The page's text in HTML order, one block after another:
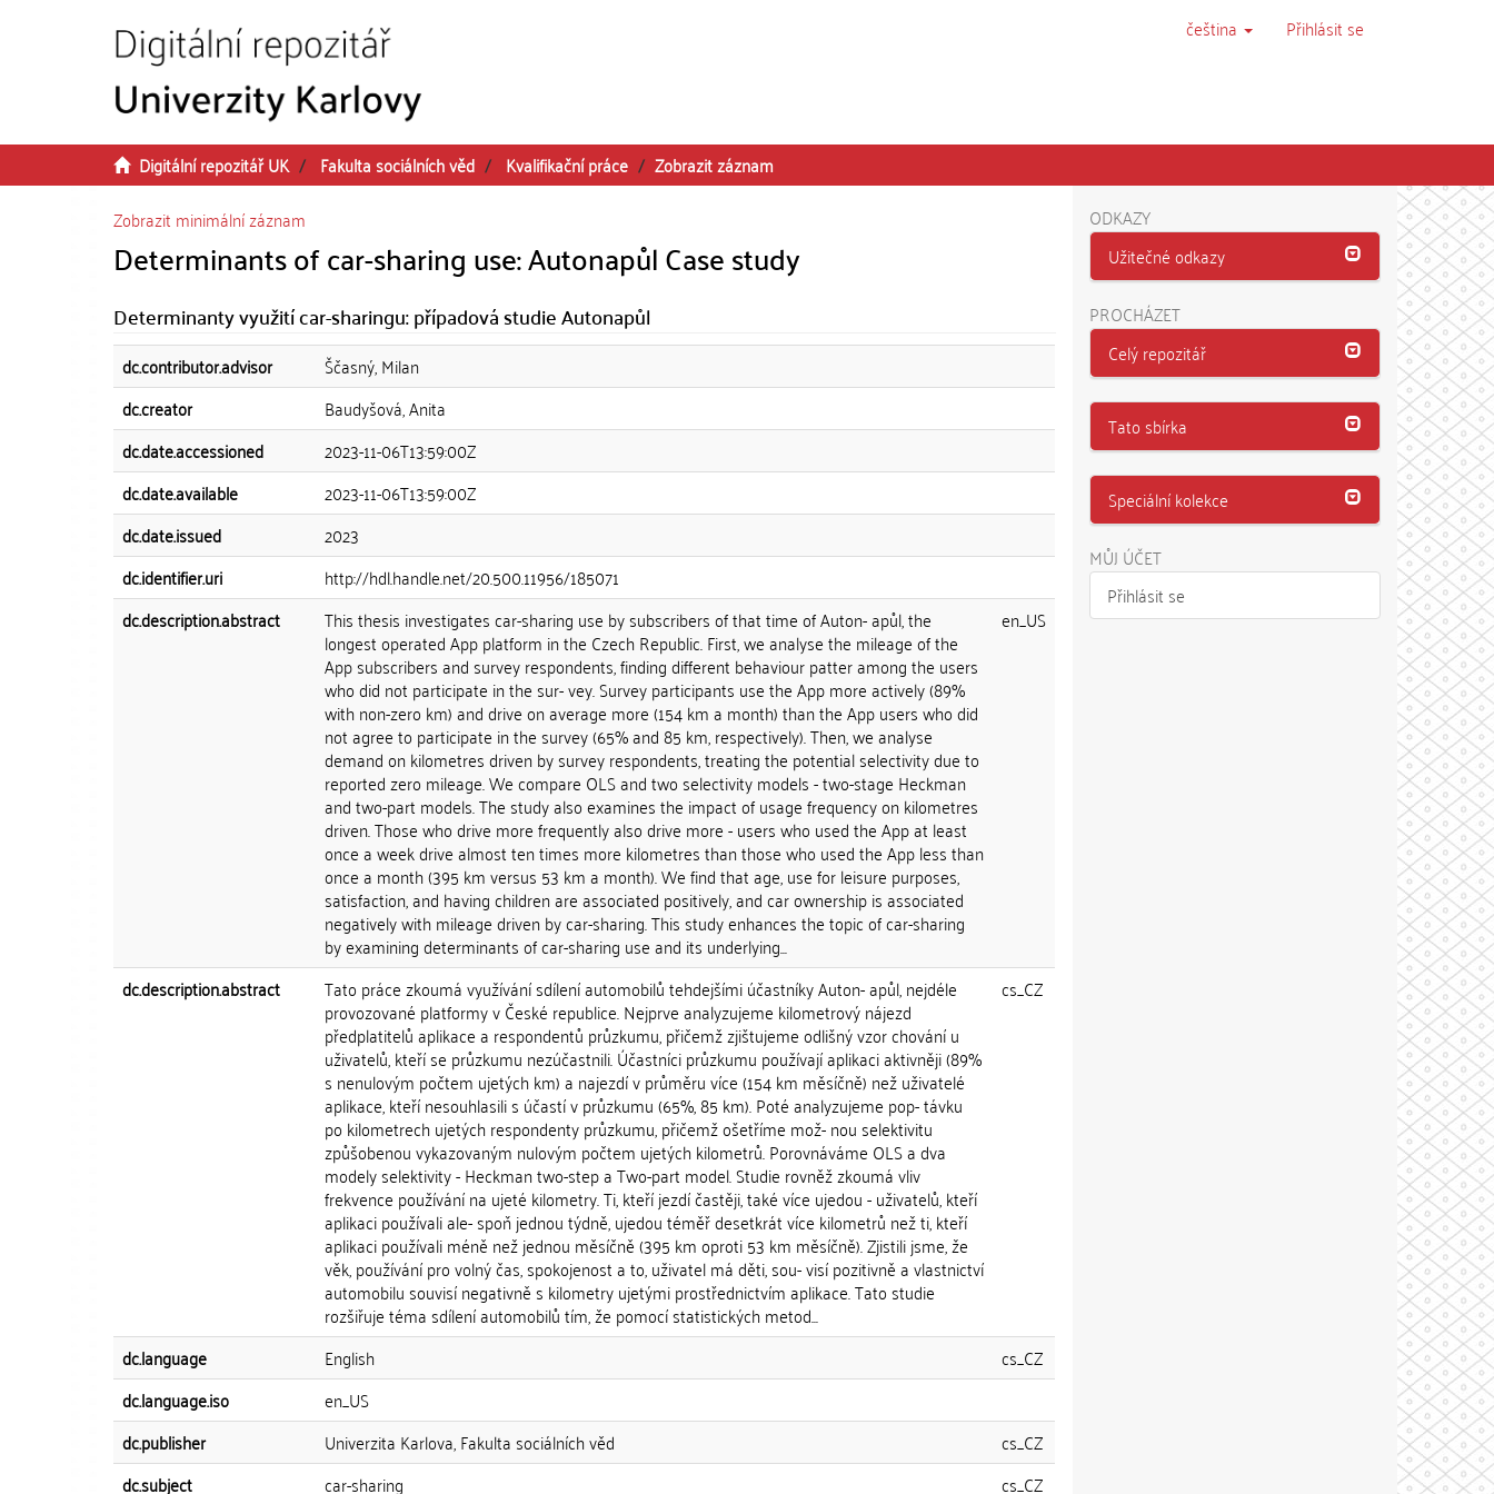
čeština Přihlásit se
Digitální repozitář UK Fakulta sociálních věd Kvalifikační práce
Zobrazit záznam
Zobrazit minimální záznam
Determinants of car-sharing use: Autonapůl Case study
Determinanty využití car-sharingu: případová studie Autonapůl
dc.contributor.advisor
Ščasný, Milan
dc.creator
Baudyšová, Anita
dc.date.accessioned
2023-11-06T13:59:00Z
dc.date.available
2023-11-06T13:59:00Z
dc.date.issued
2023
dc.identifier.uri
http://hdl.handle.net/20.500.11956/185071
dc.description.abstract
This thesis investigates car-sharing use by subscribers of that time of Auton- apůl, the
longest operated App platform in the Czech Republic. First, we analyse the mileage of the
App subscribers and survey respondents, finding different behaviour patter among the users
who did not participate in the sur- vey. Survey participants use the App more actively (89%
with non-zero km) and drive on average more (154 km a month) than the App users who did
not agree to participate in the survey (65% and 85 km, respectively). Then, we analyse
demand on kilometres driven by survey respondents, treating the potential selectivity due to
reported zero mileage. We compare OLS and two selectivity models - two-stage Heckman
and two-part models. The study also examines the impact of usage frequency on kilometres
driven. Those who drive more frequently also drive more - users who used the App at least
once a week drive almost ten times more kilometres than those who used the App less than
once a month (395 km versus 53 km a month). We find that age, use for leisure purposes,
satisfaction, and having children are associated positively, and car ownership is associated
negatively with mileage driven by car-sharing. This study enhances the topic of car-sharing
by examining determinants of car-sharing use and its underlying...
en_US
dc.description.abstract Tato práce zkoumá využívání sdílení automobilů tehdejšími účastníky Auton- apůl, nejdéle
provozované platformy v České republice. Nejprve analyzujeme kilometrový nájezd
předplatitelů aplikace a respondentů průzkumu, přičemž zjištujeme odlišný vzor chování u
uživatelů, kteří se průzkumu nezúčastnili. Účastníci průzkumu používají aplikaci aktivněji (89%
s nenulovým počtem ujetých km) a najezdí v průměru více (154 km měsíčně) než uživatelé
aplikace, kteří nesouhlasili s účastí v průzkumu (65%, 85 km). Poté analyzujeme pop- távku
po kilometrech ujetých respondenty průzkumu, přičemž ošetříme mož- nou selektivitu
způšobenou vykazovaným nulovým počtem ujetých kilometrů. Porovnáváme OLS a dva
modely selektivity - Heckman two-step a Two-part model. Studie rovněž zkoumá vliv
frekvence používání na ujeté kilometry. Ti, kteří jezdí častěji, také více ujedou - uživatelů, kteří
aplikaci používali ale- spoň jednou týdně, ujedou téměř desetkrát více kilometrů než ti, kteří
aplikaci používali méně než jednou měsíčně (395 km oproti 53 km měsíčně). Zjistili jsme, že
věk, používání pro volný čas, spokojenost a to, uživatel má děti, sou- visí pozitivně a vlastnictví
automobilu souvisí negativně s kilometry ujetými prostřednictvím aplikace. Tato studie
rozšiřuje téma sdílení automobilů tím, že pomocí statistických metod...
cs_CZ
dc.language English
cs_CZ
dc.language.iso
en_US
dc.publisher
Univerzita Karlova, Fakulta sociálních věd
cs_CZ
dc.subject
car-sharing
cs_CZ
ODKAZY
Užitečné odkazy
PROCHÁZET
Celý repozitář
Tato sbírka
Speciální kolekce
MŮJ ÚČET
Přihlásit se